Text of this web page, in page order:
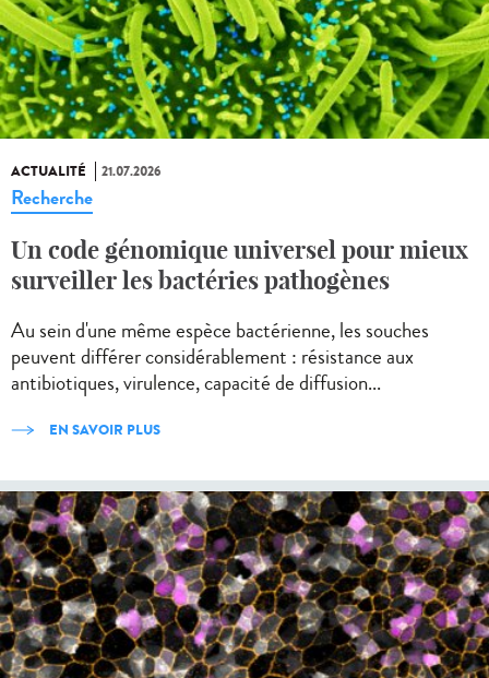
ACTUALITÉ 21.07.2026
Recherche
Un code génomique universel pour mieux
surveiller les bactéries pathogènes
Au sein d'une même espèce bactérienne, les souches
peuvent différer considérablement : résistance aux
antibiotiques, virulence, capacité de diffusion...
EN SAVOIR PLUS